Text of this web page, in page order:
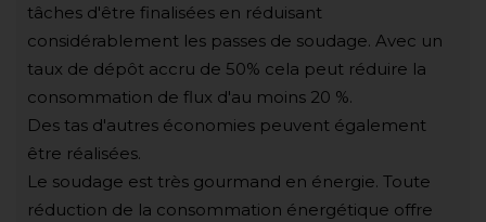
tâches d'être finalisées en réduisant
considérablement les passes de soudage. Avec un
taux de dépôt accru de 50% cela peut réduire la
consommation de flux d'au moins 20 %.
Des tas d'autres économies peuvent également
être réalisées.
Le soudage est très gourmand en énergie. Toute
réduction de la consommation énergétique offre